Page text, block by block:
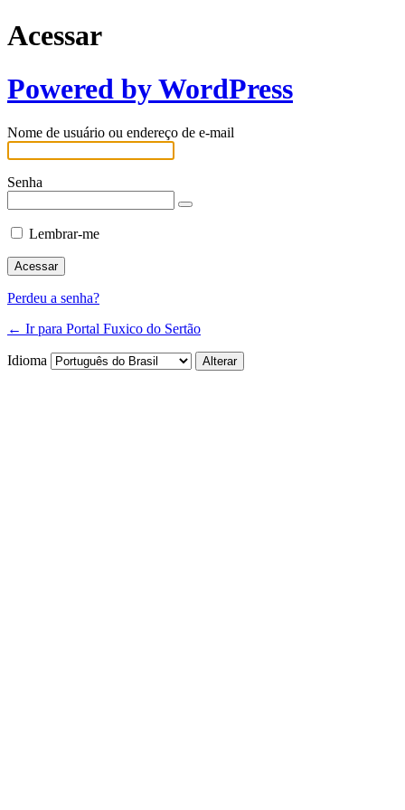
Acessar
Powered by WordPress
Nome de usuário ou endereço de e-mail
Senha
Lembrar-me
Perdeu a senha?
← Ir para Portal Fuxico do Sertão
Idioma